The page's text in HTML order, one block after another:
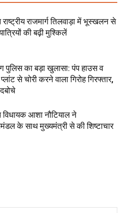
राजमार्ग तिलवाड़ा में भूस्खलन से
की बढ़ी मुश्किलें
पुलिस का बड़ा खुलासा: पंप हाउस व
से चोरी करने वाला गिरोह गिरफ्तार,
विधायक आशा नौटियाल ने
के साथ मुख्यमंत्री से की शिष्टाचार